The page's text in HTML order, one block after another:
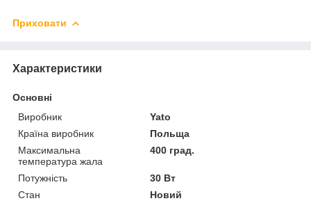
Приховати
Характеристики
Основні
Виробник
Yato
Країна виробник
Польща
Максимальна
температура жала
400 град.
Потужність
30 Вт
Стан
Новий